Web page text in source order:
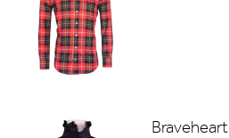
Braveheart